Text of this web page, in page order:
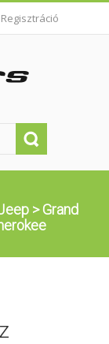
Regisztráció
>Grand